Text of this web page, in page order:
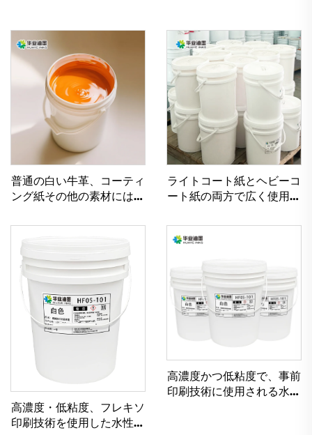
普通の白い牛革、コーティ
ング紙その他の素材には、
用水性インクが使用可能で
ライトコート紙とヘビーコ
ート紙の両方で広く使用さ
高濃度・低粘度、フレキソ
印刷技術を使用した水性イ
高濃度かつ低粘度で、事前
印刷技術に使用される水性